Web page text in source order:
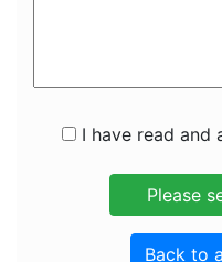
I have read and
Back to